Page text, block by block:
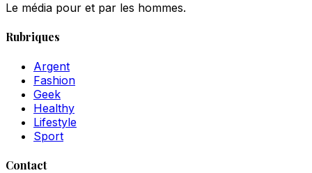
Le média pour et par les hommes.
Rubriques
Argent
Fashion
Geek
Healthy
Lifestyle
Sport
Contact